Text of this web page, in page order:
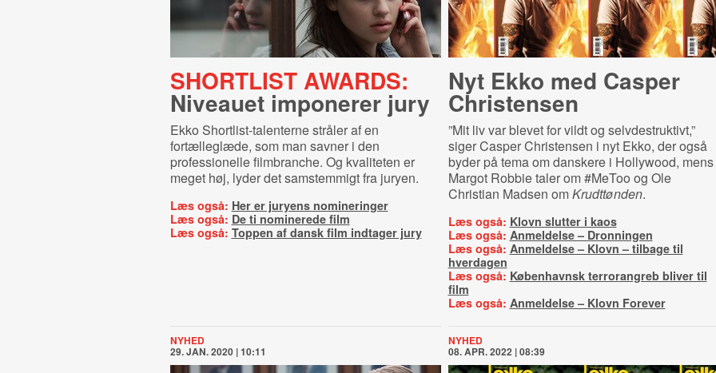
SHORTLIST AWARDS:
Niveauet imponerer jury
Ekko Shortlist-talenterne stråler af en
fortælleglæde, som man savner i den
professionelle filmbranche. Og kvaliteten er
meget høj, lyder det samstemmigt fra juryen.
Læs også: Her er juryens nomineringer
Læs også: De ti nominerede film
Læs også: Toppen af dansk film indtager jury
Nyt Ekko med Casper
Christensen
”Mit liv var blevet for vildt og selvdestruktivt,”
siger Casper Christensen i nyt Ekko, der også
byder på tema om danskere i Hollywood, mens
Margot Robbie taler om #MeToo og Ole
Christian Madsen omKrudttønden.
Læs også: Klovn slutter i kaos
Læs også: Anmeldelse – Dronningen
Læs også: Anmeldelse – Klovn – tilbage til
hverdagen
Læs også: Københavnsk terrorangreb bliver til
film
Læs også: Anmeldelse – Klovn Forever
NYHED
29. JAN. 2020 | 10:11
NYHED
08. APR. 2022 | 08:39